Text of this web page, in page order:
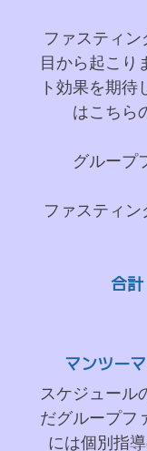
ファスティ
目から起こり
ト効果を期
はこちら
グループ
ファスティ
合
マンツー
スケジュール
だグループフ
には個別指